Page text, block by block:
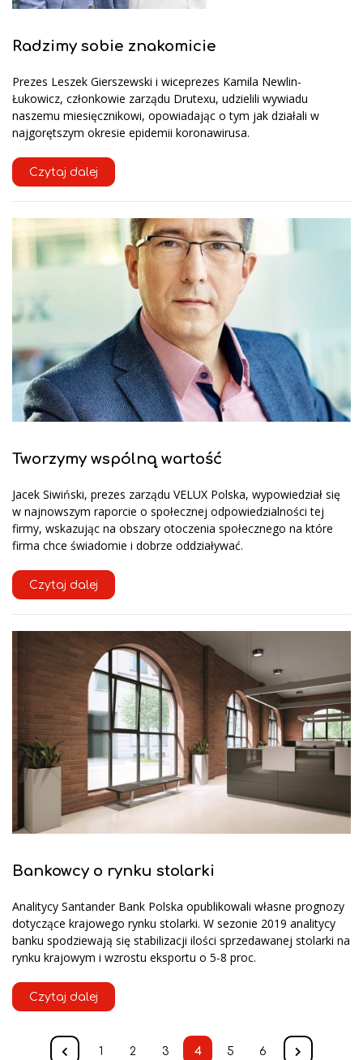
Radzimy sobie znakomicie
Prezes Leszek Gierszewski i wiceprezes Kamila Newlin-
Łukowicz, członkowie zarządu Drutexu, udzielili wywiadu
naszemu miesięcznikowi, opowiadając o tym jak działali w
najgorętszym okresie epidemii koronawirusa.
Czytaj dalej
Tworzymy wspólną wartość
Jacek Siwiński, prezes zarządu VELUX Polska, wypowiedział się
w najnowszym raporcie o społecznej odpowiedzialności tej
firmy, wskazując na obszary otoczenia społecznego na które
firma chce świadomie i dobrze oddziaływać.
Czytaj dalej
Bankowcy o rynku stolarki
Analitycy Santander Bank Polska opublikowali własne prognozy
dotyczące krajowego rynku stolarki. W sezonie 2019 analitycy
banku spodziewają się stabilizacji ilości sprzedawanej stolarki na
rynku krajowym i wzrostu eksportu o 5-8 proc.
Czytaj dalej
1 2 3 4 5 6